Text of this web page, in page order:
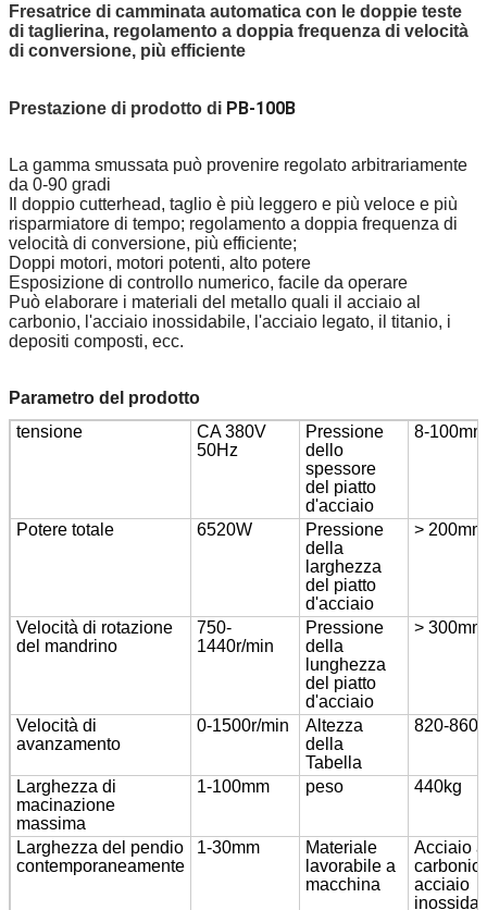
Fresatrice di camminata automatica con le doppie teste
di taglierina, regolamento a doppia frequenza di velocità
di conversione, più efficiente
Prestazione di prodotto di PB-100B
La gamma smussata può provenire regolato arbitrariamente
da 0-90 gradi
Il doppio cutterhead, taglio è più leggero e più veloce e più
risparmiatore di tempo; regolamento a doppia frequenza di
velocità di conversione, più efficiente;
Doppi motori, motori potenti, alto potere
Esposizione di controllo numerico, facile da operare
Può elaborare i materiali del metallo quali il acciaio al
carbonio, l'acciaio inossidabile, l'acciaio legato, il titanio, i
depositi composti, ecc.
Parametro del prodotto
tensione
CA 380V
50Hz
Pressione
dello
spessore
del piatto
d'acciaio
8-100mm
Potere totale 6520W
Pressione
della
larghezza
del piatto
d'acciaio
> 200mm
Velocità di rotazione
del mandrino
750-
1440r/min
Pressione
della
lunghezza
del piatto
d'acciaio
> 300mm
Velocità di
avanzamento
0-1500r/min
Altezza
della
Tabella
820-
Larghezza di
macinazione
massima
1-100mm peso 440kg
Larghezza del pendio
contemporaneamente
1-30mm
Materiale
lavorabile a
macchina
Acciaio
carbonio,
acciaio